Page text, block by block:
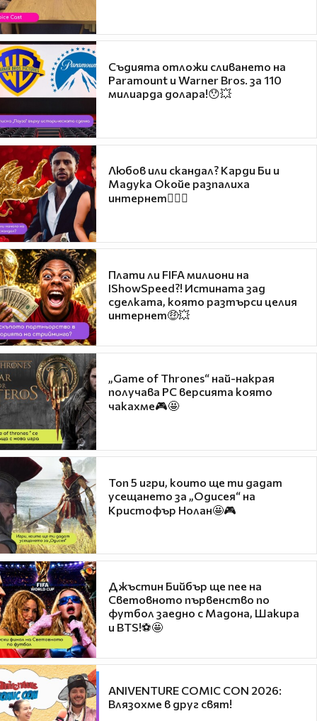
Съдията отложи сливането на
Paramount и Warner Bros. за 110
милиарда долара!😯💥
Любов или скандал? Карди Би и
Мадука Окойе разпалиха
интернет❤️‍🔥🔥
Плати ли FIFA милиони на
IShowSpeed?! Истината зад
сделката, която разтърси целия
интернет🤑💥
„Game of Thrones“ най-накрая
получава PC версията която
чакахме🎮🤩
Топ 5 игри, които ще ти дадат
усещането за „Одисея“ на
Кристофър Нолан🤩🎮
Джъстин Бийбър ще пее на
Световното първенство по
футбол заедно с Мадона, Шакира
и BTS!⚽🤩
ANIVENTURE COMIC CON 2026:
Влязохме в друг свят!